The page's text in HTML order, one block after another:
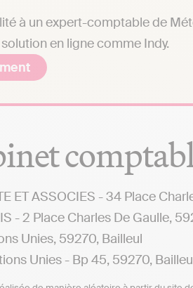
à un expert-comptable de
en ligne comme Indy.
ET ASSOCIES - 34 Place
- 2 Place Charles De Gaulle,
Unies, 59270, Bailleul
Unies - Bp 45, 59270,